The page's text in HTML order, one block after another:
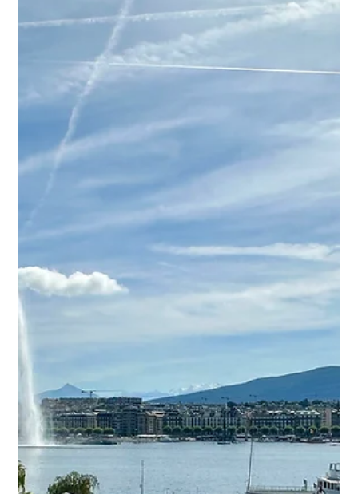
importantes à connaître pour obtenir la meilleure
offre possible. Ce guide vous explique le processus,
depuis la préparation de vot